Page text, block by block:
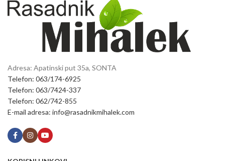
Adresa: Apatinski put 35a, SONTA
Telefon: 063/174-6925
Telefon: 063/7424-337
Telefon: 062/742-855
E-mail adresa: info@rasadnikmihalek.com